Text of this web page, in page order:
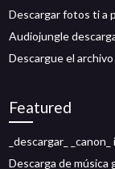
Descargar fotos ti a
Audiojungle
Descargue el
Featured
_descargar_
Descarga de